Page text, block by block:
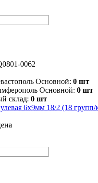
0062
Основной: 0 шт
Основной: 0 шт
склад: 0 шт
6х9мм 18/2 (18 групп/